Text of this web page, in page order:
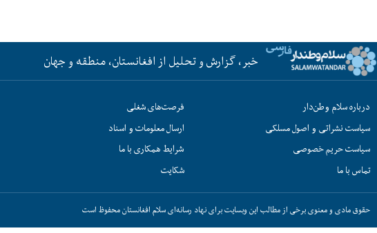
خبر، گزارش و تحلیل از افغانستان، منطقه و جهان
درباره سلام وطن‌دار
سیاست نشراتی و اصول مسلکی
سیاست حریم خصوصی
تماس با ما
فرصت‌های شغلی
ارسال معلومات و اسناد
شرایط همکاری با ما
شکایت
حقوق مادی و معنوی برخی از مطالب این وبسایت برای نهاد رسانه‌ای سلام افغانستان محفوظ است